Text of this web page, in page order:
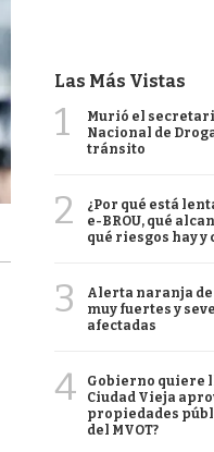
Las Más Vistas
1
Murió el
Nacional de
tránsito
2
¿Por qué está
e-BROU, qué
qué riesgos hay y
3
Alerta naranja
muy fuertes y
afectadas
4
Gobierno quiere
Ciudad Vieja
propiedades
del MVOT?